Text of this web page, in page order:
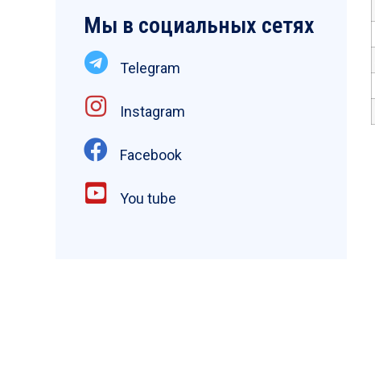
Мы в социальных сетях
Telegram
Instagram
Facebook
You tube